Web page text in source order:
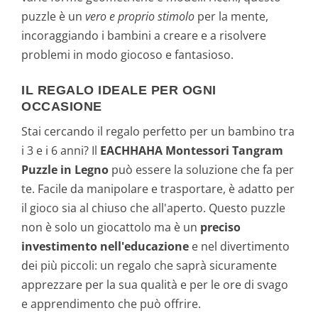
puzzle è un vero e proprio stimolo per la mente,
incoraggiando i bambini a creare e a risolvere
problemi in modo giocoso e fantasioso.
IL REGALO IDEALE PER OGNI
OCCASIONE
Stai cercando il regalo perfetto per un bambino tra
i 3 e i 6 anni? Il EACHHAHA Montessori Tangram
Puzzle in Legno può essere la soluzione che fa per
te. Facile da manipolare e trasportare, è adatto per
il gioco sia al chiuso che all'aperto. Questo puzzle
non è solo un giocattolo ma è un preciso
investimento nell'educazione e nel divertimento
dei più piccoli: un regalo che saprà sicuramente
apprezzare per la sua qualità e per le ore di svago
e apprendimento che può offrire.